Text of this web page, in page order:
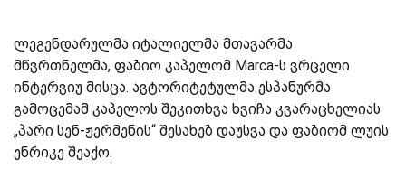
ლეგენდარულმა იტალიელმა მთავარმა
მწვრთნელმა, ფაბიო კაპელომ Marca-ს ვრცელი
ინტერვიუ მისცა. ავტორიტეტულმა ესპანურმა
გამოცემამ კაპელოს შეკითხვა ხვიჩა კვარაცხელიას
„პარი სენ-ჟერმენის“ შესახებ დაუსვა და ფაბიომ ლუის
ენრიკე შეაქო.